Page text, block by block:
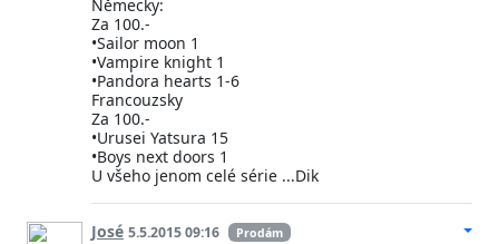
Německy:
Za 100.-
•Sailor moon 1
•Vampire knight 1
•Pandora hearts 1-6
Francouzsky
Za 100.-
•Urusei Yatsura 15
•Boys next doors 1
U všeho jenom celé série ...Dik
José 5.5.2015 09:16 Prodám